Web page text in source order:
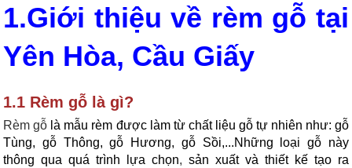
1.Giới thiệu về rèm gỗ tại
Yên Hòa, Cầu Giấy
1.1 Rèm gỗ là gì?
Rèm gỗ là mẫu rèm được làm từ chất liệu gỗ tự nhiên như: gỗ
Tùng, gỗ Thông, gỗ Hương, gỗ Sồi,...Những loại gỗ này
thông qua quá trình lựa chọn, sản xuất và thiết kế tạo ra